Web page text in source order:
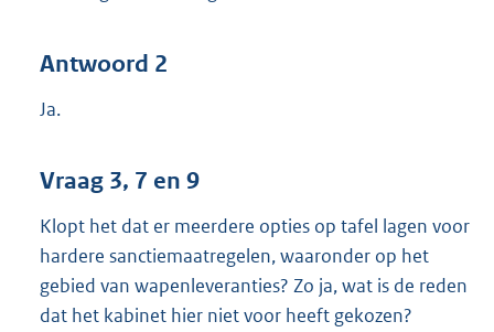
Antwoord 2
Ja.
Vraag 3, 7 en 9
Klopt het dat er meerdere opties op tafel lagen voor
hardere sanctiemaatregelen, waaronder op het
gebied van wapenleveranties? Zo ja, wat is de reden
dat het kabinet hier niet voor heeft gekozen?